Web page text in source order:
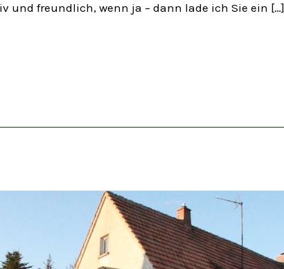
und freundlich, wenn ja – dann lade ich Sie ein […]